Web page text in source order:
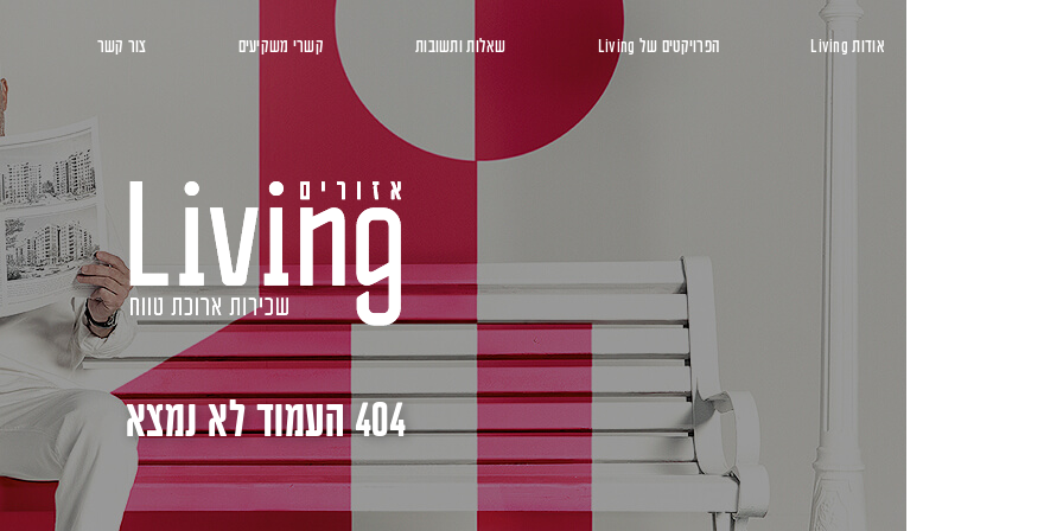
אודות Living הפרויקטים של Living שאלות ותשובות קשרי משקיעים צור קשר
404 העמוד לא נמצא